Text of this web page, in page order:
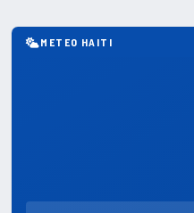
METEO HAITI